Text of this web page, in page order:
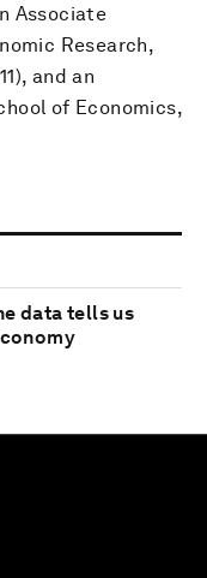
Associate
Research,
and an
of Economics,
data tells us